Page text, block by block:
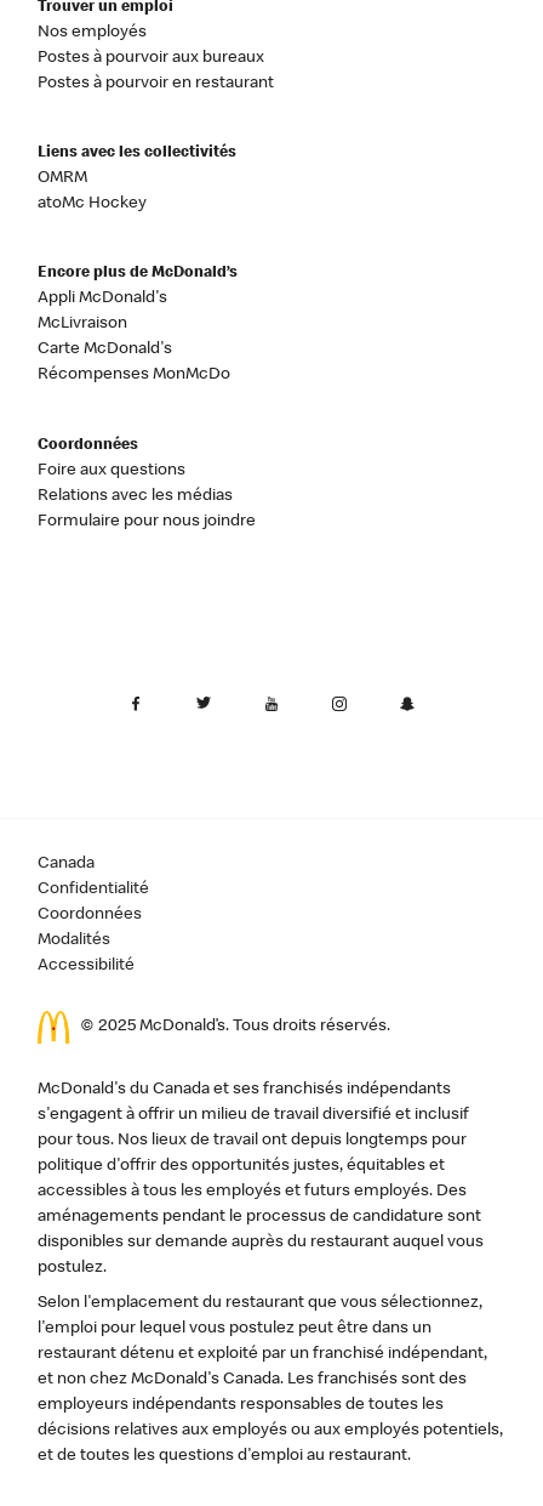
Trouver un emploi
Nos employés
Postes à pourvoir aux bureaux
Postes à pourvoir en restaurant
Liens avec les collectivités
OMRM
atoMc Hockey
Encore plus de McDonald’s
Appli McDonald's
McLivraison
Carte McDonald's
Récompenses MonMcDo
Coordonnées
Foire aux questions
Relations avec les médias
Formulaire pour nous joindre
Canada
Confidentialité
Coordonnées
Modalités
Accessibilité
© 2025 McDonald’s. Tous droits réservés.
McDonald's du Canada et ses franchisés indépendants
s'engagent à offrir un milieu de travail diversifié et inclusif
pour tous. Nos lieux de travail ont depuis longtemps pour
politique d'offrir des opportunités justes, équitables et
accessibles à tous les employés et futurs employés. Des
aménagements pendant le processus de candidature sont
disponibles sur demande auprès du restaurant auquel vous
postulez.
Selon l'emplacement du restaurant que vous sélectionnez,
l'emploi pour lequel vous postulez peut être dans un
restaurant détenu et exploité par un franchisé indépendant,
et non chez McDonald's Canada. Les franchisés sont des
employeurs indépendants responsables de toutes les
décisions relatives aux employés ou aux employés potentiels,
et de toutes les questions d'emploi au restaurant.